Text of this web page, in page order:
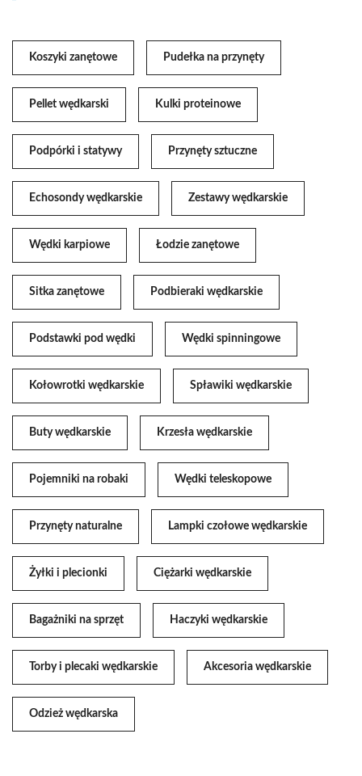
Koszyki zanętowe Pudełka na przynęty
Pellet wędkarski Kulki proteinowe
Podpórki i statywy Przynęty sztuczne
Echosondy wędkarskie Zestawy wędkarskie
Wędki karpiowe Łodzie zanętowe
Sitka zanętowe Podbieraki wędkarskie
Podstawki pod wędki Wędki spinningowe
Kołowrotki wędkarskie Spławiki wędkarskie
Buty wędkarskie Krzesła wędkarskie
Pojemniki na robaki Wędki teleskopowe
Przynęty naturalne Lampki czołowe wędkarskie
Żyłki i plecionki Ciężarki wędkarskie
Bagażniki na sprzęt Haczyki wędkarskie
Torby i plecaki wędkarskie Akcesoria wędkarskie
Odzież wędkarska